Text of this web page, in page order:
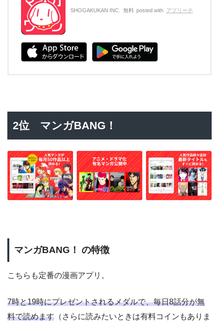
SHOGAKUKAN INC. 無料 posted with アプリーチ
2位 マンガBANG！
マンガBANG！ の特徴
こちらも定番の漫画アプリ。
7時と19時にプレゼントされるメダルで、毎日8話分が無
料で読めます （さらに読みたいときは有料コインもありま